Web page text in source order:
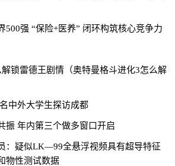
500强 “保险+医养” 闭环构筑核心竞争力
锁雷德王剧情（奥特曼格斗进化3怎么解
中外大学生探访成都
振 年内第三个做多窗口开启
：疑似LK―99全悬浮视频具有超导特征
物性测试数据